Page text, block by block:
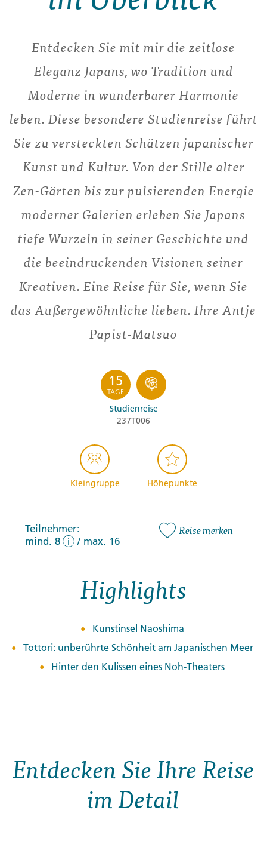
Entdecken Sie mit mir die zeitlose
Eleganz Japans, wo Tradition und
Moderne in wunderbarer Harmonie
leben. Diese besondere Studienreise führt
Sie zu versteckten Schätzen japanischer
Kunst und Kultur. Von der Stille alter
Zen-Gärten bis zur pulsierenden Energie
moderner Galerien erleben Sie Japans
tiefe Wurzeln in seiner Geschichte und
die beeindruckenden Visionen seiner
Kreativen. Eine Reise für Sie, wenn Sie
das Außergewöhnliche lieben. Ihre Antje
Papist-Matsuo
15
TAGE
Studienreise
237T006
Kleingruppe Höhepunkte
Teilnehmer:
mind. 8
i / max. 16
Reise merken
Highlights
Kunstinsel Naoshima
Tottori: unberührte Schönheit am Japanischen Meer
Hinter den Kulissen eines Noh-Theaters
Entdecken Sie Ihre Reise
im Detail